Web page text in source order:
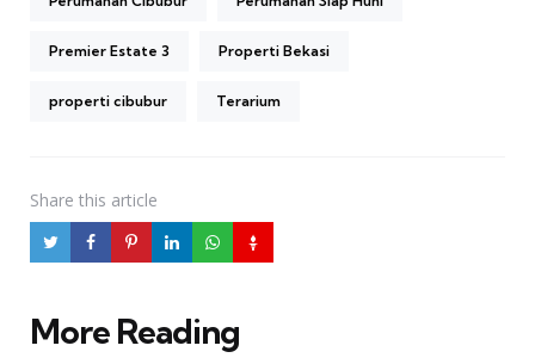
Premier Estate 3 Properti Bekasi
properti cibubur Terarium
Share this article
More Reading
Post